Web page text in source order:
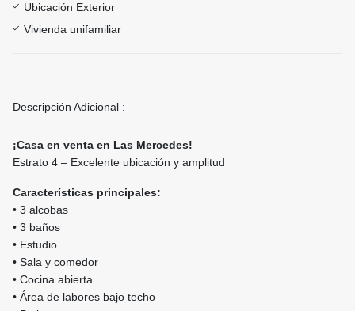
Ubicación Exterior
Vivienda unifamiliar
Descripción Adicional :
¡Casa en venta en Las Mercedes!
Estrato 4 – Excelente ubicación y amplitud
Características principales:
• 3 alcobas
• 3 baños
• Estudio
• Sala y comedor
• Cocina abierta
• Área de labores bajo techo